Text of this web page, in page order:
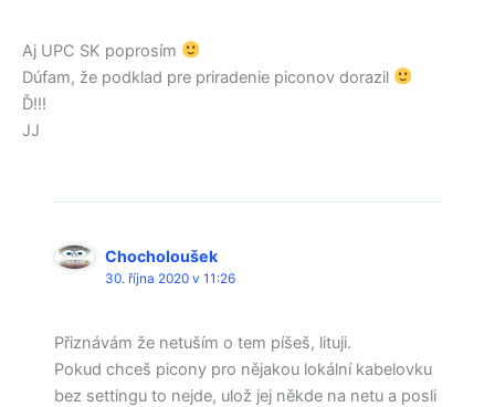
Aj UPC SK poprosím
Dúfam, že podklad pre priradenie piconov dorazil
Ď!!!
JJ
Chocholoušek
30. října 2020 v 11:26
Přiznávám že netuším o tem píšeš, lituji.
Pokud chceš picony pro nějakou lokální kabelovku
bez settingu to nejde, ulož jej někde na netu a posli